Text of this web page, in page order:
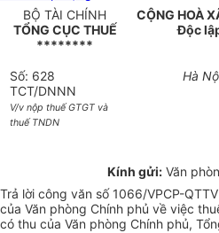
BỘ TÀI CHÍNH
TỔNG CỤC THUẾ
********
CỘNG HOÀ
Độc
Số: 628
TCT/DNNN
V/v nộp thuế GTGT và
thuế TNDN
Hà
Kính gửi: Văn
Trả lời công văn số 1066/VPCP-
của Văn phòng Chính phủ về việc
có thu của Văn phòng Chính phủ,